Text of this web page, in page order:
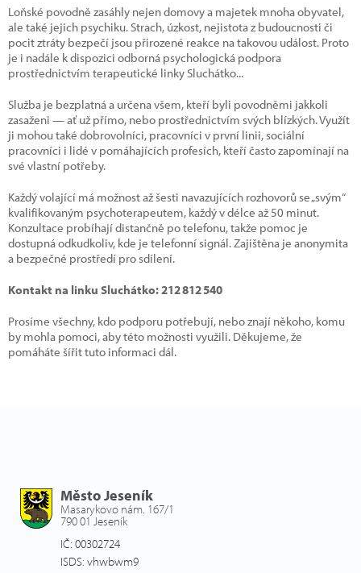
Loňské povodně zasáhly nejen domovy a majetek mnoha obyvatel,
ale také jejich psychiku. Strach, úzkost, nejistota z budoucnosti či
pocit ztráty bezpečí jsou přirozené reakce na takovou událost. Proto
je i nadále k dispozici odborná psychologická podpora
prostřednictvím terapeutické linky Sluchátko...
Služba je bezplatná a určena všem, kteří byli povodněmi jakkoli
zasaženi — ať už přímo, nebo prostřednictvím svých blízkých. Využít
ji mohou také dobrovolníci, pracovníci v první linii, sociální
pracovníci i lidé v pomáhajících profesích, kteří často zapomínají na
své vlastní potřeby.
Každý volající má možnost až šesti navazujících rozhovorů se „svým“
kvalifikovaným psychoterapeutem, každý v délce až 50 minut.
Konzultace probíhají distančně po telefonu, takže pomoc je
dostupná odkudkoliv, kde je telefonní signál. Zajištěna je anonymita
a bezpečné prostředí pro sdílení.
Kontakt na linku Sluchátko: 212 812 540
Prosíme všechny, kdo podporu potřebují, nebo znají někoho, komu
by mohla pomoci, aby této možnosti využili. Děkujeme, že
pomáháte šířit tuto informaci dál.
Město Jeseník
Masarykovo nám. 167/1
790 01 Jeseník
IČ: 00302724
ISDS: vhwbwm9